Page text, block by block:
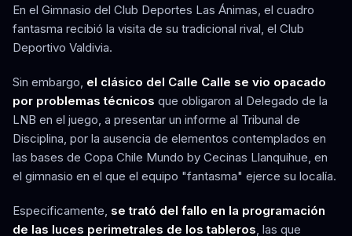
En el Gimnasio del Club Deportes Las Ánimas, el cuadro
fantasma recibió la visita de su tradicional rival, el Club
Deportivo Valdivia.
Sin embargo, el clásico del Calle Calle se vio opacado
por problemas técnicos que obligaron al Delegado de la
LNB en el juego, a presentar un informe al Tribunal de
Disciplina, por la ausencia de elementos contemplados en
las bases de Copa Chile Mundo by Cecinas Llanquihue, en
el gimnasio en el que el equipo "fantasma" ejerce su localía.
Especificamente, se trató del fallo en la programación
de las luces perimetrales de los tableros, las que